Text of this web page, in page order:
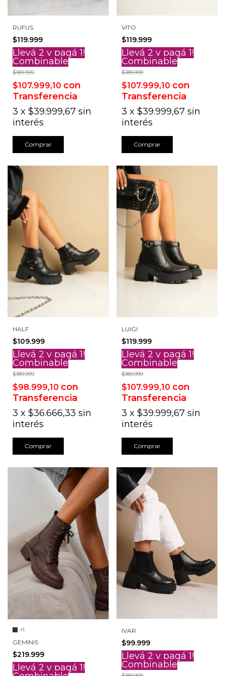
RUFUS
$119.999
Llevá 2 y pagá 1!
Combinable
$189.999
$107.999,10 con
Transferencia
3 x $39.999,67 sin
interés
Comprar
VITO
$119.999
Llevá 2 y pagá 1!
Combinable
$189.999
$107.999,10 con
Transferencia
3 x $39.999,67 sin
interés
Comprar
HALF
$109.999
Llevá 2 y pagá 1!
Combinable
$189.999
$98.999,10 con
Transferencia
3 x $36.666,33 sin
interés
Comprar
LUIGI
$119.999
Llevá 2 y pagá 1!
Combinable
$189.999
$107.999,10 con
Transferencia
3 x $39.999,67 sin
interés
Comprar
+1
GEMINIS
$219.999
Llevá 2 y pagá 1!
IVAR
$99.999
Llevá 2 y pagá 1!
Combinable